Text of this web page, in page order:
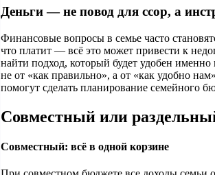
Деньги — не повод для ссор, а
Финансовые вопросы в семье часто
что платит — всё это может привести к
найти подход, который будет удобен
не от «как правильно», а от «как удобно
помогут сделать планирование семейного
Совместный или
Совместный: всё в одной корзине